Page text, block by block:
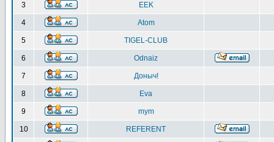
3 EEK
4 Atom
5 TIGEL-CLUB
6 Odnaiz
7 Доныч!
8 Eva
9 mym
10 REFERENT